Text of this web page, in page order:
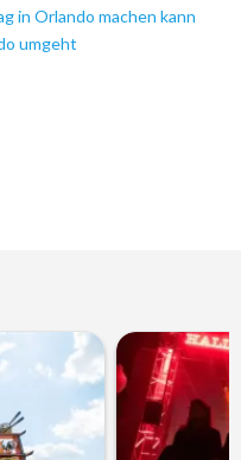
in Orlando machen kann
umgeht